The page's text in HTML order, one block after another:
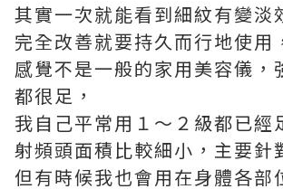
其實一次就能看到細紋有變淡
完全改善就要持久而行地使用
感覺不是一般的家用美容儀，
都很足，
我自己平常用１～２級都已經
射頻頭面積比較細小，主要針
但有時候我也會用在身體各部